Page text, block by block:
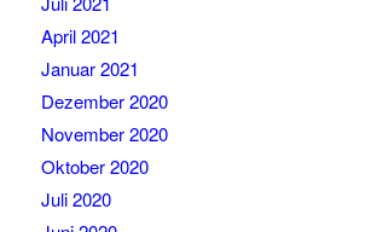
April 2021
Januar 2021
Dezember 2020
November 2020
Oktober 2020
Juli 2020